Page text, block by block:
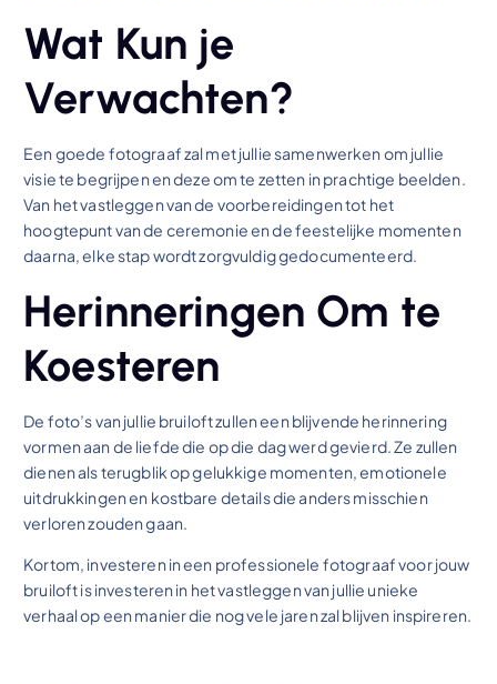
Wat Kun je
Verwachten?
Een goede fotograaf zal met jullie samenwerken om jullie
visie te begrijpen en deze om te zetten in prachtige beelden.
Van het vastleggen van de voorbereidingen tot het
hoogtepunt van de ceremonie en de feestelijke momenten
daarna, elke stap wordt zorgvuldig gedocumenteerd.
Herinneringen Om te
Koesteren
De foto’s van jullie bruiloft zullen een blijvende herinnering
vormen aan de liefde die op die dag werd gevierd. Ze zullen
dienen als terugblik op gelukkige momenten, emotionele
uitdrukkingen en kostbare details die anders misschien
verloren zouden gaan.
Kortom, investeren in een professionele fotograaf voor jouw
bruiloft is investeren in het vastleggen van jullie unieke
verhaal op een manier die nog vele jaren zal blijven inspireren.